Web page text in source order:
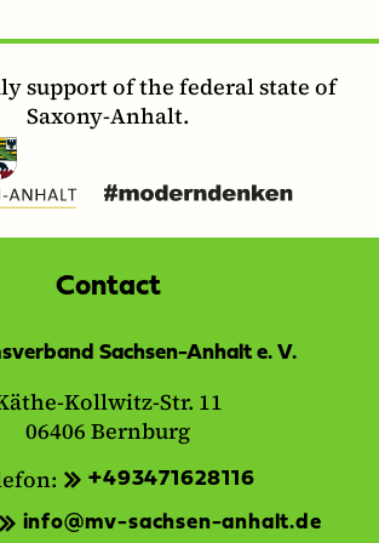
support of the federal state of
Saxony-Anhalt.
Contact
Sachsen-Anhalt e. V.
Kollwitz-Str. 11
06406 Bernburg
+493471628116
info@mv-sachsen-anhalt.de